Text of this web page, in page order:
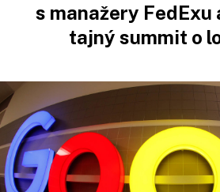
s manažery FedExu
tajný summit o